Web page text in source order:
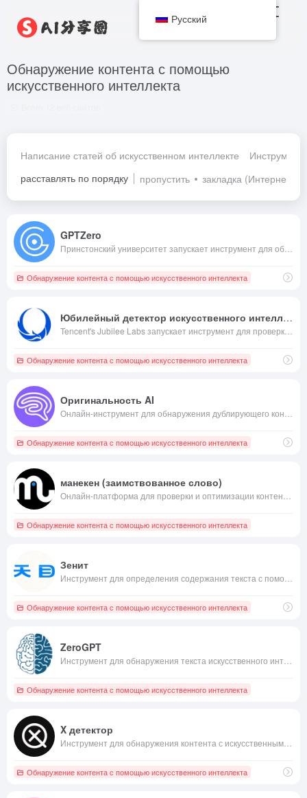
Обнаружение контента с помощью
искусственного интеллекта
Написание статей об искусственном интеллекте
расставлять по порядку
пропустить закладка (Интернет)
GPTZero
Обнаружение контента с помощью искусственного интеллекта
Юбилейный детектор искусственного интеллекта
Обнаружение контента с помощью искусственного интеллекта
Оригинальность AI
Обнаружение контента с помощью искусственного интеллекта
манекен (заимствованное слово)
Обнаружение контента с помощью искусственного интеллекта
Зенит
Обнаружение контента с помощью искусственного интеллекта
ZeroGPT
Обнаружение контента с помощью искусственного интеллекта
X детектор
Обнаружение контента с помощью искусственного интеллекта
Русский